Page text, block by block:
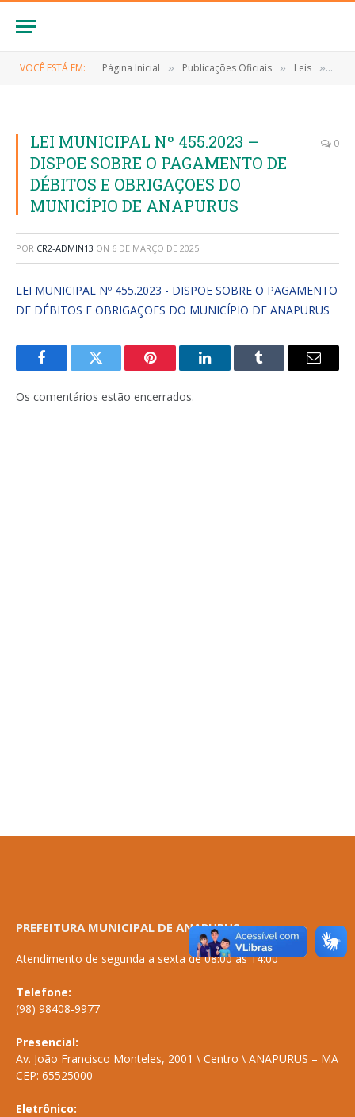
VOCÊ ESTÁ EM: Página Inicial » Publicações Oficiais » Leis »
LEI MUNICIPAL Nº 455.2023 –
DISPOE SOBRE O PAGAMENTO DE
DÉBITOS E OBRIGAÇOES DO
MUNICÍPIO DE ANAPURUS
0
POR CR2-ADMIN13 ON 6 DE MARÇO DE 2025
LEI MUNICIPAL Nº 455.2023 - DISPOE SOBRE O PAGAMENTO
DE DÉBITOS E OBRIGAÇOES DO MUNICÍPIO DE ANAPURUS
FacebookTwitter Pinterest LinkedInTumblr
E-
Os comentários estão encerrados.
PREFEITURA MUNICIPAL DE ANAPURUS
Atendimento de segunda a sexta de 08:00 às 14:00
Telefone:
(98) 98408-9977
Presencial:
Av. João Francisco Monteles, 2001 \ Centro \ ANAPURUS – MA
CEP: 65525000
Eletrônico: